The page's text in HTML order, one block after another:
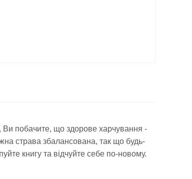
Ви побачите, що здорове харчування -
страва збалансована, так що будь-
книгу та відчуйте себе по-новому.